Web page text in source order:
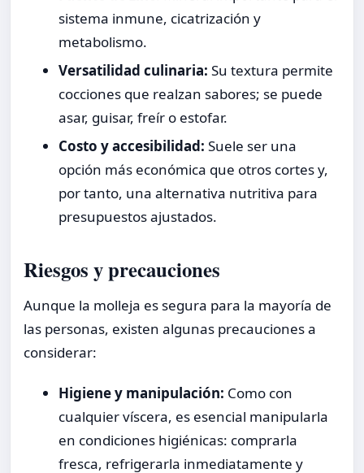
sistema inmune, cicatrización y
metabolismo.
Versatilidad culinaria: Su textura permite
cocciones que realzan sabores; se puede
asar, guisar, freír o estofar.
Costo y accesibilidad: Suele ser una
opción más económica que otros cortes y,
por tanto, una alternativa nutritiva para
presupuestos ajustados.
Riesgos y precauciones
Aunque la molleja es segura para la mayoría de
las personas, existen algunas precauciones a
considerar:
Higiene y manipulación: Como con
cualquier víscera, es esencial manipularla
en condiciones higiénicas: comprarla
fresca, refrigerarla inmediatamente y